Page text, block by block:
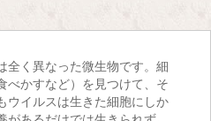
全く異なった微生物です。細
べかすなど）を見つけて、そ
ウイルスは生きた細胞にしか